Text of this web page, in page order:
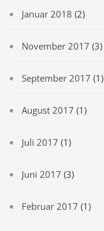
Januar 2018 (2)
November 2017 (3)
September 2017 (1)
August 2017 (1)
Juli 2017 (1)
Juni 2017 (3)
Februar 2017 (1)